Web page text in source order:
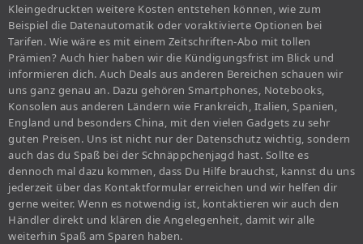
Kleingedruckten weitere Kosten entstehen können, wie zum
Beispiel die Datenautomatik oder voraktivierte Optionen bei
Tarifen. Wie wäre es mit einem Zeitschriften-Abo mit tollen
Prämien? Auch hier haben wir die Kündigungsfrist im Blick und
informieren dich. Auch Deals aus anderen Bereichen schauen wir
uns ganz genau an. Dazu gehören Smartphones, Notebooks,
Konsolen aus anderen Ländern wie Frankreich, Italien, Spanien,
England und besonders China, mit den vielen Gadgets zu sehr
guten Preisen. Uns ist nicht nur der Datenschutz wichtig, sondern
auch das du Spaß bei der Schnäppchenjagd hast. Sollte es
dennoch mal dazu kommen, dass Du Hilfe brauchst, kannst du uns
jederzeit über das Kontaktformular erreichen und wir helfen dir
gerne weiter. Wenn es notwendig ist, kontaktieren wir auch den
Händler direkt und klären die Angelegenheit, damit wir alle
weiterhin Spaß am Sparen haben.